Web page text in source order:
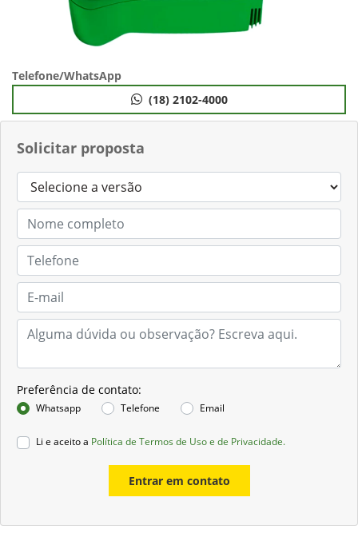
Solicitar proposta
Preferência de contato:
Whatsapp Telefone Email
Li e aceito a Política de Termos de Uso e de Privacidade.
Entrar em contato
Telefone/WhatsApp
(18) 2102-4000